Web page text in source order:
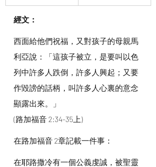
經文：
西面給他們祝福，又對孩子的母親馬
利亞說：「這孩子被立，是要叫以色
列中許多人跌倒，許多人興起；又要
作毀謗的話柄，叫許多人心裏的意念
顯露出來。」
(路加福音 2:34-35上)
在路加福音 2章記載一件事：
在耶路撒冷有一個公義虔誠，被聖靈